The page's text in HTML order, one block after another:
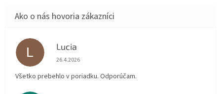
L Lucia
Hodnotenie obchodu je 5 z 5 hviezdičiek.
26.4.2026
Všetko prebehlo v poriadku. Odporúčam.